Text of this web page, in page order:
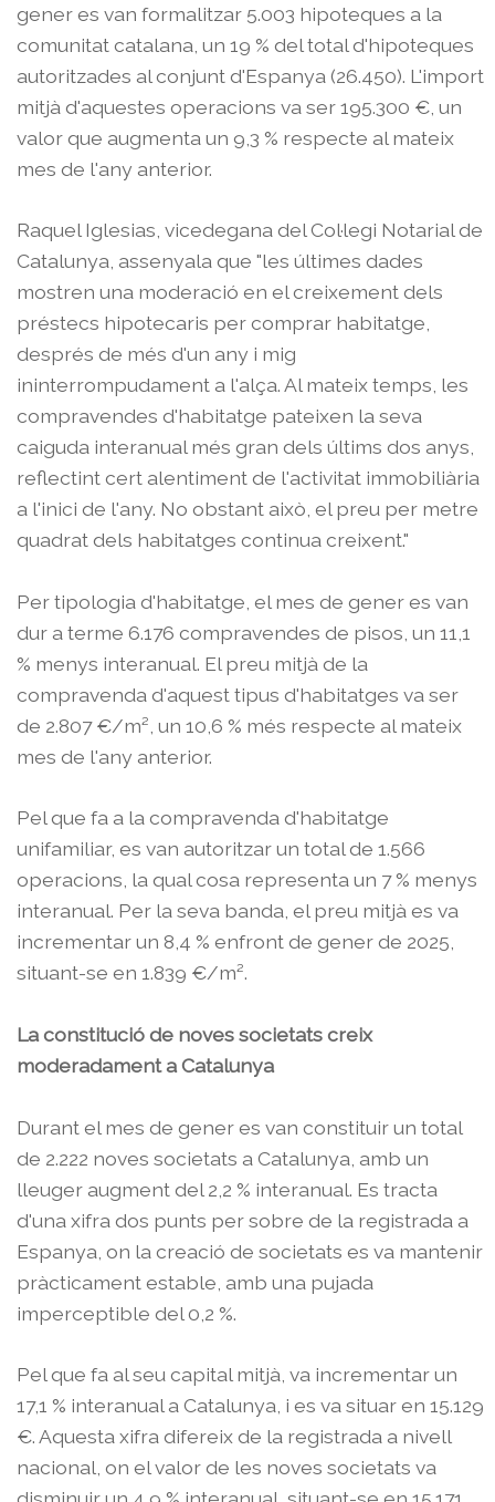
gener es van formalitzar 5.003 hipoteques a la
comunitat catalana, un 19 % del total d'hipoteques
autoritzades al conjunt d'Espanya (26.450). L'import
mitjà d'aquestes operacions va ser 195.300 €, un
valor que augmenta un 9,3 % respecte al mateix
mes de l'any anterior.
Raquel Iglesias, vicedegana del Col·legi Notarial de
Catalunya, assenyala que "les últimes dades
mostren una moderació en el creixement dels
préstecs hipotecaris per comprar habitatge,
després de més d'un any i mig
ininterrompudament a l'alça. Al mateix temps, les
compravendes d'habitatge pateixen la seva
caiguda interanual més gran dels últims dos anys,
reflectint cert alentiment de l'activitat immobiliària
a l'inici de l'any. No obstant això, el preu per metre
quadrat dels habitatges continua creixent."
Per tipologia d'habitatge, el mes de gener es van
dur a terme 6.176 compravendes de pisos, un 11,1
% menys interanual. El preu mitjà de la
compravenda d'aquest tipus d'habitatges va ser
de 2.807 €/m², un 10,6 % més respecte al mateix
mes de l'any anterior.
Pel que fa a la compravenda d'habitatge
unifamiliar, es van autoritzar un total de 1.566
operacions, la qual cosa representa un 7 % menys
interanual. Per la seva banda, el preu mitjà es va
incrementar un 8,4 % enfront de gener de 2025,
situant-se en 1.839 €/m².
La constitució de noves societats creix
moderadament a Catalunya
Durant el mes de gener es van constituir un total
de 2.222 noves societats a Catalunya, amb un
lleuger augment del 2,2 % interanual. Es tracta
d'una xifra dos punts per sobre de la registrada a
Espanya, on la creació de societats es va mantenir
pràcticament estable, amb una pujada
imperceptible del 0,2 %.
Pel que fa al seu capital mitjà, va incrementar un
17,1 % interanual a Catalunya, i es va situar en 15.129
€. Aquesta xifra difereix de la registrada a nivell
nacional, on el valor de les noves societats va